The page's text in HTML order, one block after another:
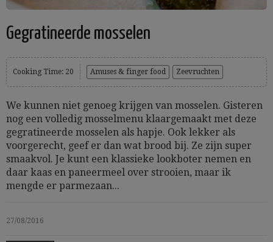
Gegratineerde mosselen
Cooking Time: 20 Amuses & finger food Zeevruchten
We kunnen niet genoeg krijgen van mosselen. Gisteren
nog een volledig mosselmenu klaargemaakt met deze
gegratineerde mosselen als hapje. Ook lekker als
voorgerecht, geef er dan wat brood bij. Ze zijn super
smaakvol. Je kunt een klassieke lookboter nemen en
daar kaas en paneermeel over strooien, maar ik
mengde er parmezaan...
27/08/2016